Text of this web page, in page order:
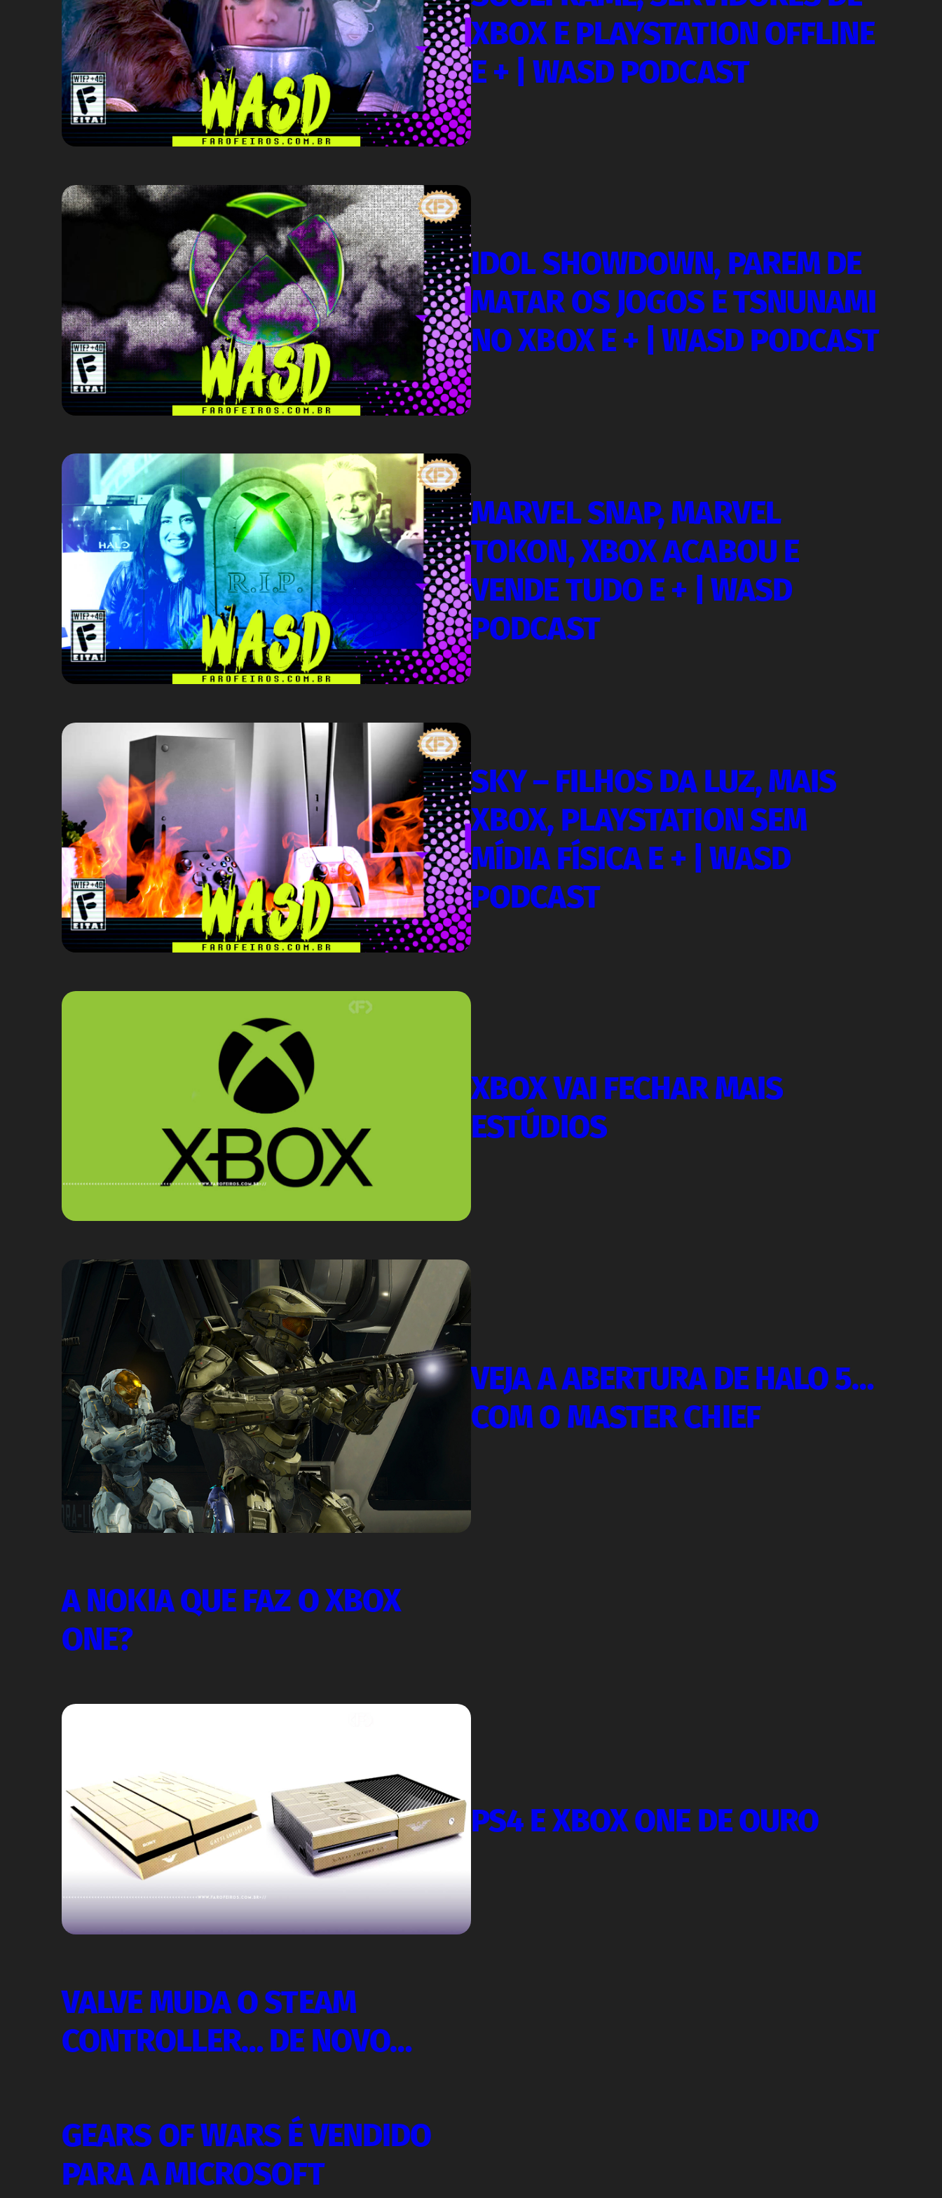
XBOX E PLAYSTATION OFFLINE
E + | WASD PODCAST
IDOL SHOWDOWN, PAREM DE
MATAR OS JOGOS E TSNUNAMI
NO XBOX E + | WASD PODCAST
MARVEL SNAP, MARVEL
TOKON, XBOX ACABOU E
VENDE TUDO E + | WASD
PODCAST
SKY – FILHOS DA LUZ, MAIS
XBOX, PLAYSTATION SEM
MÍDIA FÍSICA E + | WASD
PODCAST
XBOX VAI FECHAR MAIS
ESTÚDIOS
VEJA A ABERTURA DE HALO 5…
COM O MASTER CHIEF
A NOKIA QUE FAZ O XBOX
ONE?
PS4 E XBOX ONE DE OURO
VALVE MUDA O STEAM
CONTROLLER… DE NOVO…
GEARS OF WARS É VENDIDO
PARA A MICROSOFT